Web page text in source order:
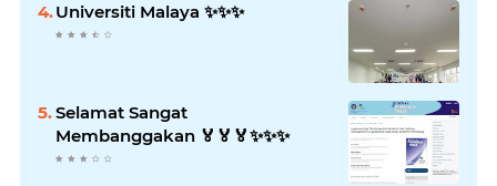
Universiti Malaya ✨️✨️✨️
Selamat Sangat
Membanggakan 🏅🏅🏅✨️✨️✨️